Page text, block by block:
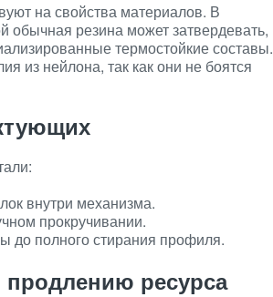
на свойства материалов. В
обычная резина может затвердевать,
термостойкие составы.
из нейлона, так как они не боятся
внутри механизма.
прокручивании.
до полного стирания профиля.
ресурса